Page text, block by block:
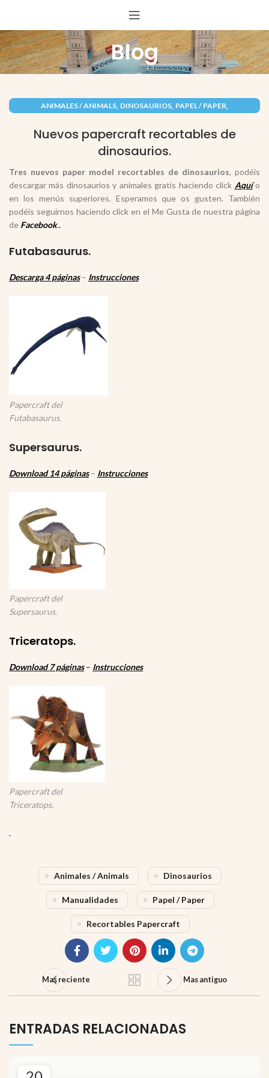
Blog
ANIMALES / ANIMALS, DINOSAURIOS, PAPEL / PAPER,
Nuevos papercraft recortables de
dinosaurios.
Tres nuevos paper model recortables de dinosaurios, podéis
descargar más dinosaurios y animales gratis haciendo click Aquío
en los menús superiores. Esperamos que os gusten. También
podéis seguirnos haciendo click en el Me Gusta de nuestra página
de Facebook..
Futabasaurus.
Descarga 4 páginas– Instrucciones
Papercraft del
Futabasaurus.
Supersaurus.
Download 14 páginas– Instrucciones
Papercraft del
Supersaurus.
Triceratops.
Download 7 páginas– Instrucciones
Papercraft del
Triceratops.
.
Animales / Animals Dinosaurios
Manualidades Papel / Paper
Recortables Papercraft
Mas reciente Mas antiguo
ENTRADAS RELACIONADAS